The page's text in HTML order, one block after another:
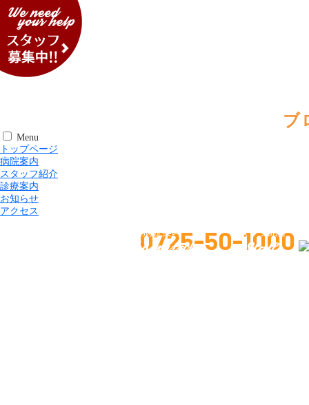
ブ
Menu
トップページ
病院案内
スタッフ紹介
診療案内
お知らせ
アクセス
0725-50-1000
病院案内 スタッフ紹介